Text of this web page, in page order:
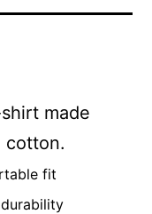
made
cotton.
fit